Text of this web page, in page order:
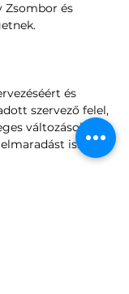
Zsombor és
és
szervező felel,
változásokat
is.